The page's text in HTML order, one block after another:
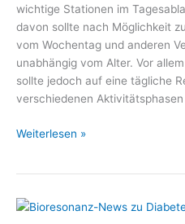
Umgang
mit
Blutzuckerwerten
wichtige Stationen im
davon sollte nach Möglichkeit
vom Wochentag und anderen
unabhängig vom Alter. Vor
sollte jedoch auf eine tägliche
verschiedenen
Gemeinsame
Snacks
Weiterlesen »